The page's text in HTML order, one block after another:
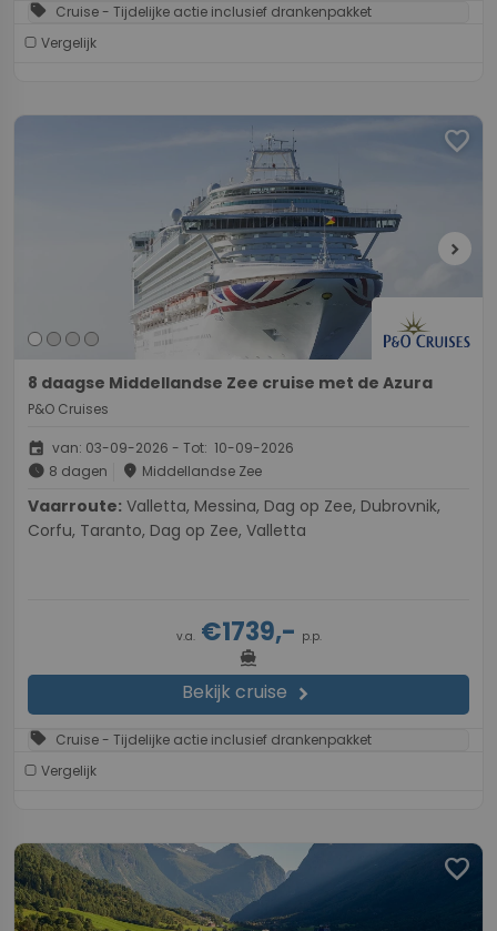
sell Cruise - Tijdelijke actie inclusief drankenpakket
Vergelijk
favorite
chevron_right
8 daagse Middellandse Zee cruise met de Azura
P&O Cruises
event van: 03-09-2026 - Tot: 10-09-2026
schedule 8 dagen place Middellandse Zee
Vaarroute:
Corfu, Taranto, Dag op Zee, Valletta
v.a.€1739,- p.p.
directions_boat
Bekijk cruise chevron_right
sell Cruise - Tijdelijke actie inclusief drankenpakket
Vergelijk
favorite